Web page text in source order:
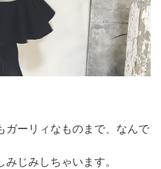
ガーリィなものまで、なんで
じみしちゃいます。